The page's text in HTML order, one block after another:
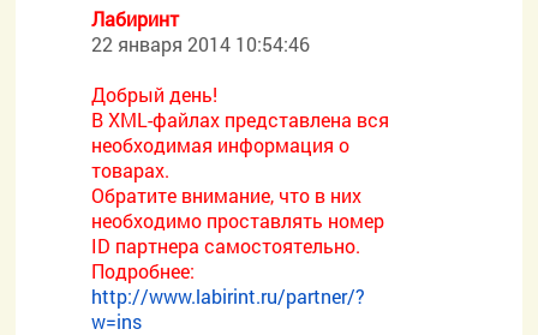
Лабиринт
22 января 2014 10:54:46
Добрый день!
В XML-файлах представлена вся
необходимая информация о
товарах.
Обратите внимание, что в них
необходимо проставлять номер
ID партнера самостоятельно.
Подробнее:
http://www.labirint.ru/partner/?
w=ins